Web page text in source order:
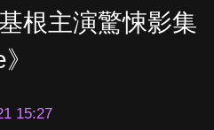
根主演驚悚影集
15:27